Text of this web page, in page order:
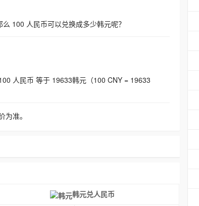
100 人民币可以兑换成多少韩元呢？
人民币 等于 19633韩元（100 CNY = 19633
准。
韩元兑人民币